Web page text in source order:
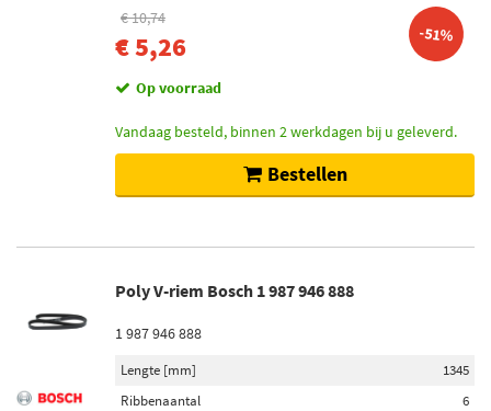
€ 10,74
€ 5,26 -51%
Op voorraad
Vandaag besteld, binnen 2 werkdagen bij u geleverd.
Bestellen
Poly V-riem Bosch 1 987 946 888
1 987 946 888
Lengte [mm]
1345
Ribbenaantal
6